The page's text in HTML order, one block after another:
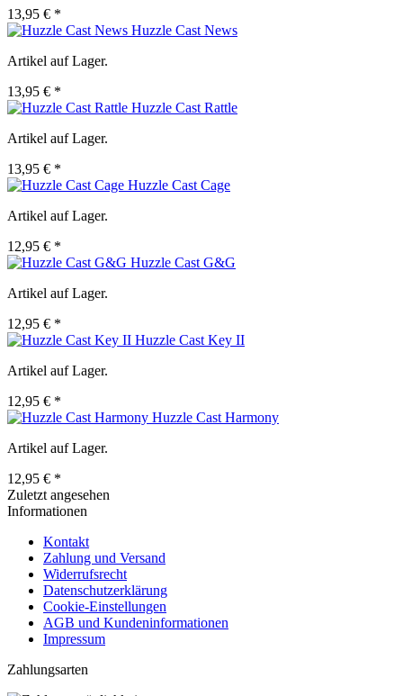
13,95 € *
Huzzle Cast News
Artikel auf Lager.
13,95 € *
Huzzle Cast Rattle
Artikel auf Lager.
13,95 € *
Huzzle Cast Cage
Artikel auf Lager.
12,95 € *
Huzzle Cast G&G
Artikel auf Lager.
12,95 € *
Huzzle Cast Key II
Artikel auf Lager.
12,95 € *
Huzzle Cast Harmony
Artikel auf Lager.
12,95 € *
Zuletzt angesehen
Informationen
Kontakt
Zahlung und Versand
Widerrufsrecht
Datenschutzerklärung
Cookie-Einstellungen
AGB und Kundeninformationen
Impressum
Zahlungsarten